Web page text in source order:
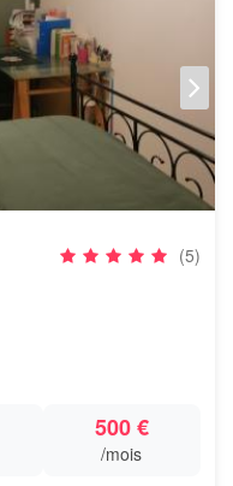
(5)
500 €
/mois